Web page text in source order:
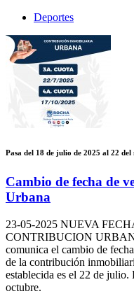
Deportes
Pasa del 18 de julio de 2025 al 22 del
Cambio de fecha de
Urbana
23-05-2025 NUEVA
CONTRIBUCION
comunica el cambio de
de la contribución
establecida es el 22 de julio.
octubre.